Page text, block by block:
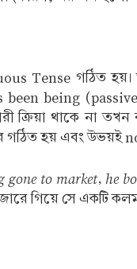
Tense গঠিত
being
থাকে না
হয় এবং উভয়ই
gone to market, he
গিয়ে সে একটি